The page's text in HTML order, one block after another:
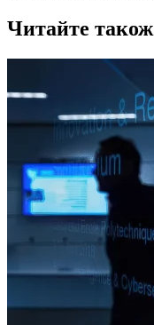
Читайте також